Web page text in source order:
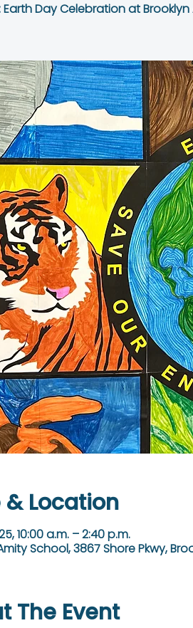
Day Celebration at
& Location
10:00 a.m. – 2:40 p.m.
School, 3867 Shore Pkwy,
The Event